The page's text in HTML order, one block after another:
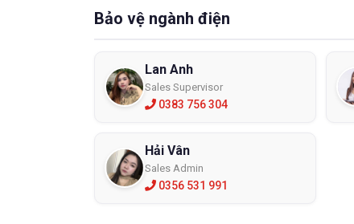
Bảo vệ ngành điện
Lan Anh
Sales Supervisor
0383 756 304
Hải Vân
Sales Admin
0356 531 991